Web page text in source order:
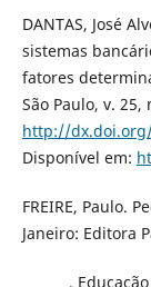
DANTAS, José
sistemas
fatores
São Paulo, v.
http://dx.doi.org/
Disponível em:
FREIRE, Paulo.
Janeiro: Editora
_______.